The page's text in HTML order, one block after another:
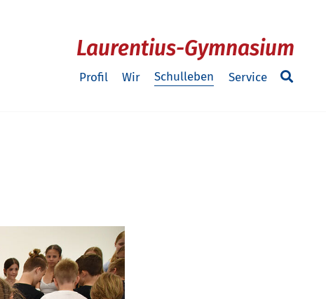
Laurentius-Gymnasium
Profil Wir Schulleben Service